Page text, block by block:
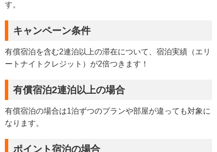
す。
キャンペーン条件
有償宿泊を含む2連泊以上の滞在について、宿泊実績（エリ
ートナイトクレジット）が2倍つきます！
有償宿泊2連泊以上の場合
有償宿泊の場合は1泊ずつのプランや部屋が違っても対象に
なります。
ポイント宿泊の場合